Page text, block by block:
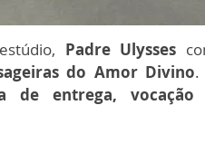
Padre Ulysses
do Amor Divino.
de entrega,